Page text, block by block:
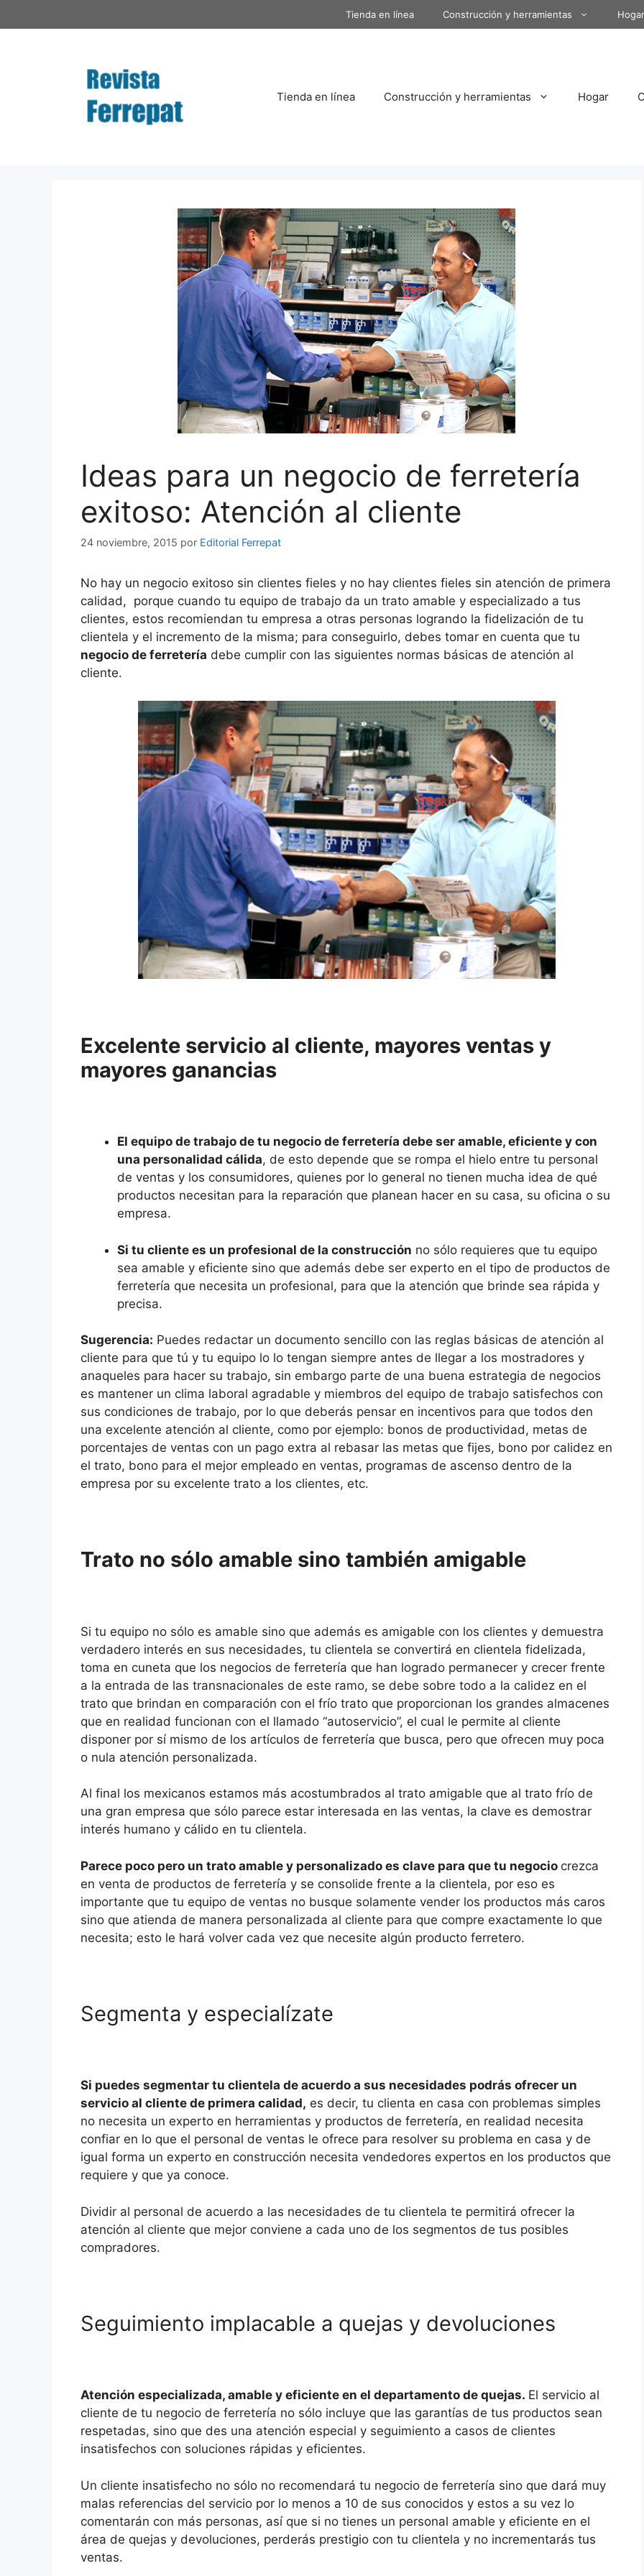
al
Tienda en línea Construcción y herramientas Hogar
Tienda en línea Construcción y herramientas Hogar
Ideas para un negocio de ferretería
exitoso: Atención al cliente
24 noviembre, 2015 por Editorial Ferrepat
No hay un negocio exitoso sin clientes fieles y no hay clientes fieles sin atención de primera
calidad, porque cuando tu equipo de trabajo da un trato amable y especializado a tus
clientes, estos recomiendan tu empresa a otras personas logrando la fidelización de tu
clientela y el incremento de la misma; para conseguirlo, debes tomar en cuenta que tu
negocio de ferretería debe cumplir con las siguientes normas básicas de atención al
cliente.
Excelente servicio al cliente, mayores ventas y
mayores ganancias
El equipo de trabajo de tu negocio de ferretería debe ser amable, eficiente y con
una personalidad cálida, de esto depende que se rompa el hielo entre tu personal
de ventas y los consumidores, quienes por lo general no tienen mucha idea de qué
productos necesitan para la reparación que planean hacer en su casa, su oficina o su
empresa.
Si tu cliente es un profesional de la construcción no sólo requieres que tu equipo
sea amable y eficiente sino que además debe ser experto en el tipo de productos de
ferretería que necesita un profesional, para que la atención que brinde sea rápida y
precisa.
Sugerencia: Puedes redactar un documento sencillo con las reglas básicas de atención al
cliente para que tú y tu equipo lo lo tengan siempre antes de llegar a los mostradores y
anaqueles para hacer su trabajo, sin embargo parte de una buena estrategia de negocios
es mantener un clima laboral agradable y miembros del equipo de trabajo satisfechos con
sus condiciones de trabajo, por lo que deberás pensar en incentivos para que todos den
una excelente atención al cliente, como por ejemplo: bonos de productividad, metas de
porcentajes de ventas con un pago extra al rebasar las metas que fijes, bono por calidez en
el trato, bono para el mejor empleado en ventas, programas de ascenso dentro de la
empresa por su excelente trato a los clientes, etc.
Trato no sólo amable sino también amigable
Si tu equipo no sólo es amable sino que además es amigable con los clientes y demuestra
verdadero interés en sus necesidades, tu clientela se convertirá en clientela fidelizada,
toma en cuneta que los negocios de ferretería que han logrado permanecer y crecer frente
a la entrada de las transnacionales de este ramo, se debe sobre todo a la calidez en el
trato que brindan en comparación con el frío trato que proporcionan los grandes almacenes
que en realidad funcionan con el llamado “autoservicio”, el cual le permite al cliente
disponer por sí mismo de los artículos de ferretería que busca, pero que ofrecen muy poca
o nula atención personalizada.
Al final los mexicanos estamos más acostumbrados al trato amigable que al trato frío de
una gran empresa que sólo parece estar interesada en las ventas, la clave es demostrar
interés humano y cálido en tu clientela.
Parece poco pero un trato amable y personalizado es clave para que tu negocio crezca
en venta de productos de ferretería y se consolide frente a la clientela, por eso es
importante que tu equipo de ventas no busque solamente vender los productos más caros
sino que atienda de manera personalizada al cliente para que compre exactamente lo que
necesita; esto le hará volver cada vez que necesite algún producto ferretero.
Segmenta y especialízate
Si puedes segmentar tu clientela de acuerdo a sus necesidades podrás ofrecer un
servicio al cliente de primera calidad, es decir, tu clienta en casa con problemas simples
no necesita un experto en herramientas y productos de ferretería, en realidad necesita
confiar en lo que el personal de ventas le ofrece para resolver su problema en casa y de
igual forma un experto en construcción necesita vendedores expertos en los productos que
requiere y que ya conoce.
Dividir al personal de acuerdo a las necesidades de tu clientela te permitirá ofrecer la
atención al cliente que mejor conviene a cada uno de los segmentos de tus posibles
compradores.
Seguimiento implacable a quejas y devoluciones
Atención especializada, amable y eficiente en el departamento de quejas. El servicio al
cliente de tu negocio de ferretería no sólo incluye que las garantías de tus productos sean
respetadas, sino que des una atención especial y seguimiento a casos de clientes
insatisfechos con soluciones rápidas y eficientes.
Un cliente insatisfecho no sólo no recomendará tu negocio de ferretería sino que dará muy
malas referencias del servicio por lo menos a 10 de sus conocidos y estos a su vez lo
comentarán con más personas, así que si no tienes un personal amable y eficiente en el
área de quejas y devoluciones, perderás prestigio con tu clientela y no incrementarás tus
ventas.